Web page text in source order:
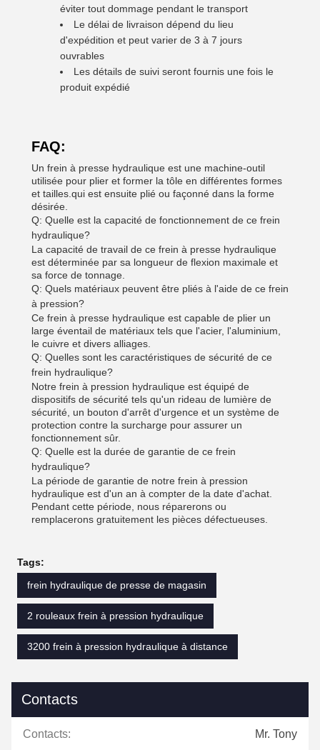
éviter tout dommage pendant le transport
Le délai de livraison dépend du lieu
d'expédition et peut varier de 3 à 7 jours
ouvrables
Les détails de suivi seront fournis une fois le
produit expédié
FAQ:
Un frein à presse hydraulique est une machine-outil
utilisée pour plier et former la tôle en différentes formes
et tailles.qui est ensuite plié ou façonné dans la forme
désirée.
Q: Quelle est la capacité de fonctionnement de ce frein
hydraulique?
La capacité de travail de ce frein à presse hydraulique
est déterminée par sa longueur de flexion maximale et
sa force de tonnage.
Q: Quels matériaux peuvent être pliés à l'aide de ce frein
à pression?
Ce frein à presse hydraulique est capable de plier un
large éventail de matériaux tels que l'acier, l'aluminium,
le cuivre et divers alliages.
Q: Quelles sont les caractéristiques de sécurité de ce
frein hydraulique?
Notre frein à pression hydraulique est équipé de
dispositifs de sécurité tels qu'un rideau de lumière de
sécurité, un bouton d'arrêt d'urgence et un système de
protection contre la surcharge pour assurer un
fonctionnement sûr.
Q: Quelle est la durée de garantie de ce frein
hydraulique?
La période de garantie de notre frein à pression
hydraulique est d'un an à compter de la date d'achat.
Pendant cette période, nous réparerons ou
remplacerons gratuitement les pièces défectueuses.
Tags:
frein hydraulique de presse de magasin
2 rouleaux frein à pression hydraulique
3200 frein à pression hydraulique à distance
Contacts
Contacts: Mr. Tony